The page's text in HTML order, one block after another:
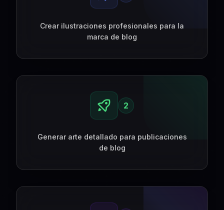
Crear ilustraciones profesionales para la
marca de blog
2
Generar arte detallado para publicaciones
de blog